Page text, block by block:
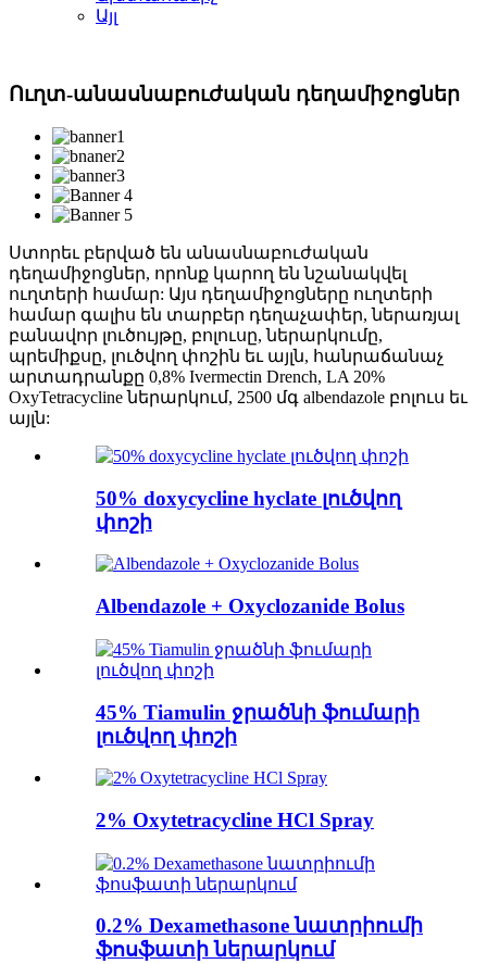
Այլ
Ուղտ-անասնաբուժական դեղամիջոցներ
Ստորեւ բերված են անասնաբուժական
դեղամիջոցներ, որոնք կարող են նշանակվել
ուղտերի համար: Այս դեղամիջոցները ուղտերի
համար գալիս են տարբեր դեղաչափեր, ներառյալ
բանավոր լուծույթը, բոլուսը, ներարկումը,
պրեմիքսը, լուծվող փոշին եւ այլն, հանրաճանաչ
արտադրանքը 0,8% Ivermectin Drench, LA 20%
OxyTetracycline ներարկում, 2500 մգ albendazole բոլուս եւ
այլն:
50% doxycycline hyclate լուծվող
փոշի
Albendazole + Oxyclozanide Bolus
45% Tiamulin ջրածնի ֆումարի
լուծվող փոշի
2% Oxytetracycline HCl Spray
0.2% Dexamethasone նատրիումի
ֆոսֆատի ներարկում